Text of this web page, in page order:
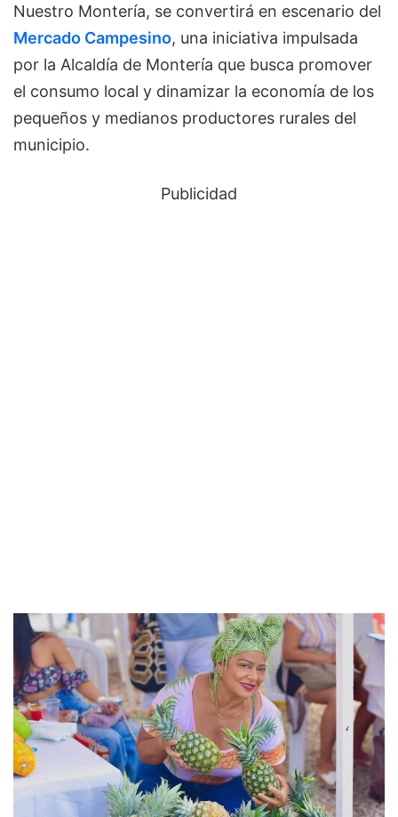
Nuestro Montería, se convertirá en escenario del
Mercado Campesino, una iniciativa impulsada
por la Alcaldía de Montería que busca promover
el consumo local y dinamizar la economía de los
pequeños y medianos productores rurales del
municipio.
Publicidad